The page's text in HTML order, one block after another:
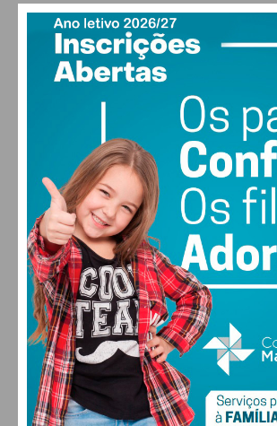
PAÇOS DE FERREIRA
20°
21°
QUI
29
SEX
30°
SÁB